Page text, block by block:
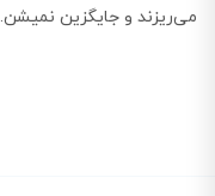
می‌ریزند و جایگزین نمیشن.